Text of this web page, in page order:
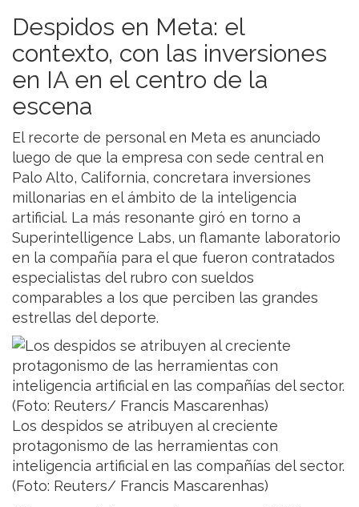
Despidos en Meta: el
contexto, con las inversiones
en IA en el centro de la
escena
El recorte de personal en Meta es anunciado
luego de que la empresa con sede central en
Palo Alto, California, concretara inversiones
millonarias en el ámbito de la inteligencia
artificial. La más resonante giró en torno a
Superintelligence Labs, un flamante laboratorio
en la compañía para el que fueron contratados
especialistas del rubro con sueldos
comparables a los que perciben las grandes
estrellas del deporte.
Los despidos se atribuyen al creciente
protagonismo de las herramientas con
inteligencia artificial en las compañías del sector.
(Foto: Reuters/ Francis Mascarenhas)